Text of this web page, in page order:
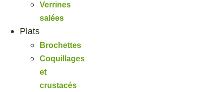
Verrines
salées
Plats
Brochettes
Coquillages
et
crustacés